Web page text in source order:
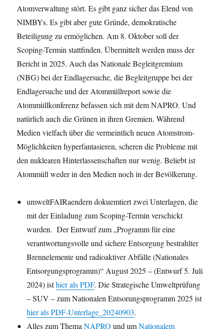
Atomverwaltung stört. Es gibt ganz sicher das Elend von
NIMBYs. Es gibt aber gute Gründe, demokratische
Beteiligung zu ermöglichen. Am 8. Oktober soll der
Scoping-Termin stattfinden. Übermittelt werden muss der
Bericht in 2025. Auch das Nationale Begleitgremium
(NBG) bei der Endlagersuche, die Begleitgruppe bei der
Endlagersuche und der Atommüllreport sowie die
Atommüllkonferenz befassen sich mit dem NAPRO. Und
natürlich auch die Grünen in ihren Gremien. Während
Medien vielfach über die vermeintlich neuen Atomstrom-
Möglichkeiten hyperfantasieren, scheren die Probleme mit
den nuklearen Hinterlassenschaften nur wenig. Beliebt ist
Atommüll weder in den Medien noch in der Bevölkerung.
umweltFAIRaendern dokuemtiert zwei Unterlagen, die
mit der Einladung zum Scoping-Termin verschickt
wurden. Der Entwurf zum „Programm für eine
verantwortungsvolle und sichere Entsorgung bestrahlter
Brennelemente und radioaktiver Abfälle (Nationales
Entsorgungsprogramm)“ August 2025 – (Entwurf 5. Juli
2024) isthier als PDF. Die Strategische Umweltprüfung
– SUV – zum Nationalen Entsorungsprogramm 2025 ist
hier als PDF-Unterlage_20240903.
Alles zum ThemaNAPRO und umNationalem